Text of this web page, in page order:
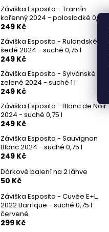
Záviška Esposito - Tramín
kořenný 2024 - polosladké 0,75 l
249 Kč
Záviška Esposito - Rulandské
šedé 2024 - suché 0,75 l
249 Kč
Záviška Esposito - Sylvánské
zelené 2024 - suché 1 l
249 Kč
Záviška Esposito - Blanc de Noir
2024 - suché 0,75 l
249 Kč
Záviška Esposito - Sauvignon
Blanc 2024 - suché 0,75 l
249 Kč
Dárkové balení na 2 láhve
50 Kč
Záviška Esposito - Cuvée E+L.
2022 Barrique - suché 0,75 l
červené
299 Kč